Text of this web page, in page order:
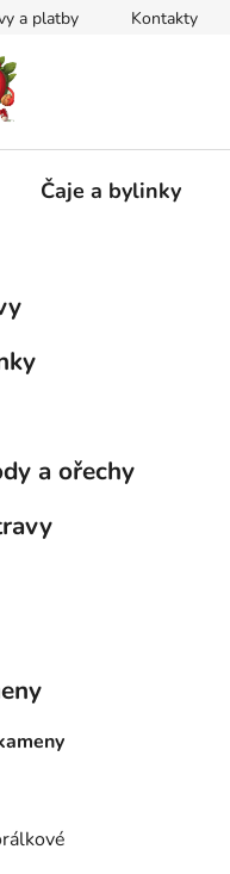
a platby Kontakty
Čaje a bylinky
a ořechy